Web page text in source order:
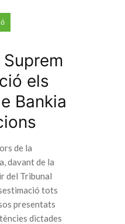
els
Bankia
de la
davant de la
del Tribunal
tots
presentats
dictades